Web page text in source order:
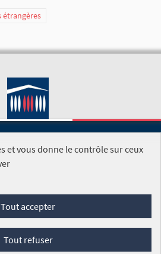
étrangères
NATIONALE
aux questions
(CGU)
Cookies
et vous donne le contrôle sur ceux
Tout accepter
Tout refuser